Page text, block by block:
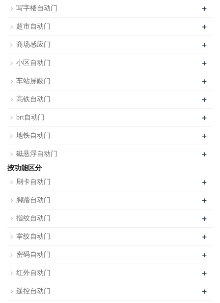
写字楼自动门 +
超市自动门 +
商场感应门 +
小区自动门 +
车站屏蔽门 +
高铁自动门 +
brt自动门 +
地铁自动门 +
磁悬浮自动门 +
按功能区分
刷卡自动门
+
脚踏自动门 +
指纹自动门 +
掌纹自动门 +
密码自动门 +
红外自动门 +
遥控自动门 +